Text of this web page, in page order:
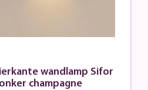
wandlamp Sifor
champagne